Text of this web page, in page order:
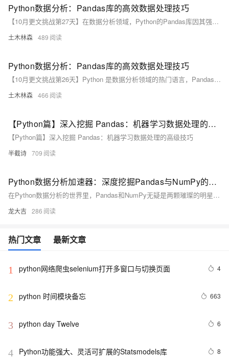
Python数据分析：Pandas库的高效数据处理技巧
【10月更文挑战第27天】在数据分析领域，Python的Pandas库因其强大的数据处理能力而备受青睐。本文介绍了Pandas在数据导入、清洗、转换、聚合、时间序列分析和数据合并等方面的高效技巧，帮助数据分析师快速处理复杂数据集，提高工作效率。
土木林森 489
Python数据分析：Pandas库的高效数据处理技巧
【10月更文挑战第26天】Python 是数据分析领域的热门语言，Pandas 库以其高效的数据处理功能成为数据科学家的利器。本文介绍 Pandas 在数据读取、筛选、分组、转换和合并等方面的高效技巧，并通过示例代码展示其实际应用。
土木林森 466
【Python篇】深入挖掘 Pandas：机器学习数据处理的高级技巧
【Python篇】深入挖掘 Pandas：机器学习数据处理的高级技巧
半截诗 709
Python数据分析加速器：深度挖掘Pandas与NumPy的高级功能
在Python数据分析的世界里，Pandas和NumPy无疑是两颗璀璨的明星，它们为数据科学家和工程师提供了强大而灵活的工具集，用于处理、分析和探索数据。今天，我们将一起深入探索这两个库的高级功能，看看它们如何成为数据分析的加速器。
龙大吉 286
热门文章 最新文章
1 python网络爬虫selenium打开多窗口与切换页面 4
2 python 时间模块备忘 663
3 python day Twelve 6
4 Python功能强大、灵活可扩展的Statsmodels库 8